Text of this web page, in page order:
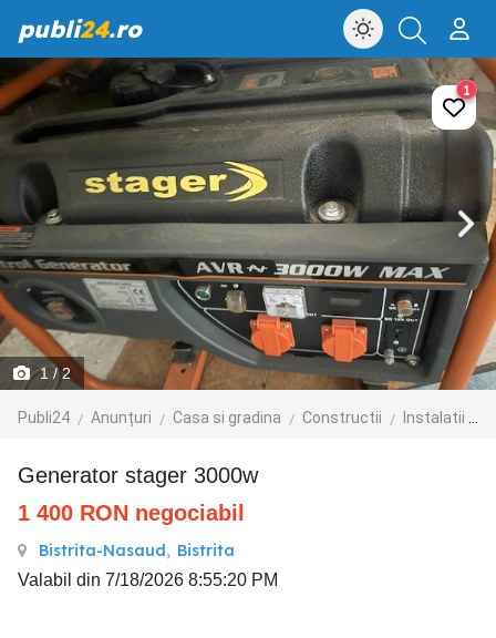
publi24.ro
1 / 2
Publi24 Anunțuri Casa si gradina Constructii Instalatii de incalzire
1
generator stager 3000w
1 400 RON negociabil
Bistrita-Nasaud, Bistrita
Valabil din 7/18/2026 8:55:20 PM